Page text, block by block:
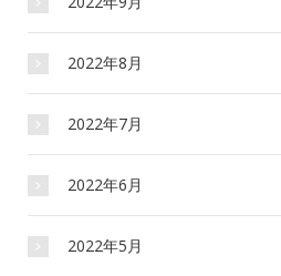
2022年8月
2022年7月
2022年6月
2022年5月